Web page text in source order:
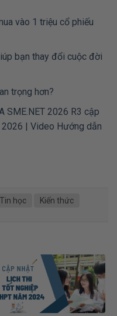
vào 1 triệu cổ phiếu
bạn thay đổi cuộc đời
trọng hơn?
SME.NET 2026 R3 cập
| Video Hướng dẫn
học Kiến thức